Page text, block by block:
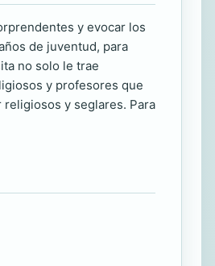
y evocar los
de juventud, para
no solo le trae
y profesores que
y seglares. Para